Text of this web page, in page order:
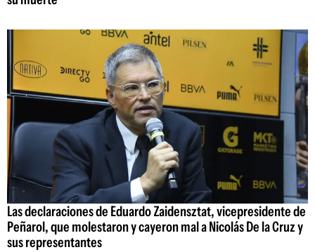
Las declaraciones de Eduardo Zaidensztat, vicepresidente de
Peñarol, que molestaron y cayeron mal a Nicolás De la Cruz y
sus representantes